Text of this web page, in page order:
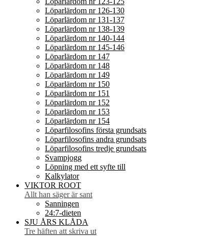
Löparlärdom nr 126-130
Löparlärdom nr 131-137
Löparlärdom nr 138-139
Löparlärdom nr 140-144
Löparlärdom nr 145-146
Löparlärdom nr 147
Löparlärdom nr 148
Löparlärdom nr 149
Löparlärdom nr 150
Löparlärdom nr 151
Löparlärdom nr 152
Löparlärdom nr 153
Löparlärdom nr 154
Löparfilosofins första grundsats
Löparfilosofins andra grundsats
Löparfilosofins tredje grundsats
Svampjogg
Löpning med ett syfte till
Kalkylator
VIKTOR ROOT
Allt han säger är sant
Sanningen
24:7-dieten
SJU ÅRS KLÅDA
Tre häften att skriva ut